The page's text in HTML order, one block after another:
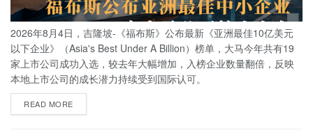
2026年8月4日，吉隆坡-《福布斯》公布最新《亚洲最佳10亿美元
以下企业》（Asia's Best Under A Billion）榜单，大马今年共有19
家上市公司成功入选，较去年大幅增加，入榜企业数量翻倍，反映
本地上市公司的成长潜力持续受到国际认可。
READ MORE